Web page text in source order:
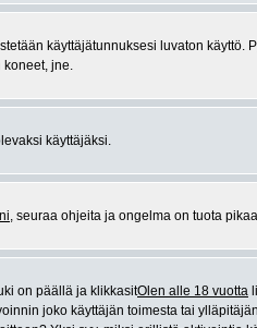
käyttäjätunnuksesi luvaton käyttö.
koneet, jne.
käyttäjäksi.
, seuraa ohjeita ja ongelma on tuota
on päällä ja klikkasitOlen alle 18 vuotta
joko käyttäjän toimesta tai